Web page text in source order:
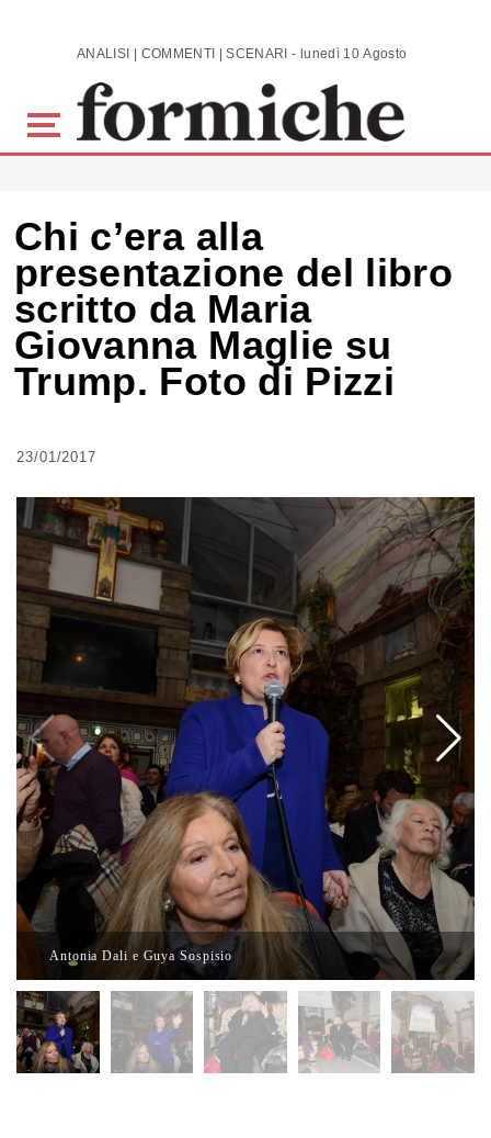
Skip to main content ANALISI | COMMENTI | SCENARI - lunedì 10 Agosto 2026
Chi c’era alla
presentazione del libro
scritto da Maria
Giovanna Maglie su
Trump. Foto di Pizzi
23/01/2017
Antonia Dali e Guya Sospisio